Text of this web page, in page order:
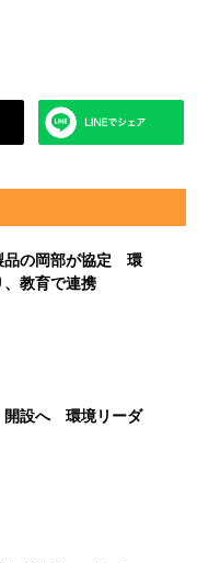
品の岡部が協定 環
教育で連携
開設へ 環境リーダ